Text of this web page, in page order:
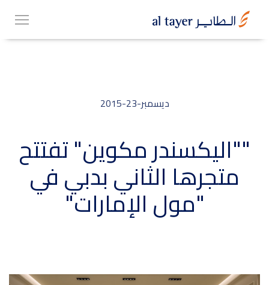
main
EN
عربي
أعمالنا
والأحداث
ديسمبر-23-2015
""اليكسندر مكوين" تفتتح
متجرها الثاني بدبي في
"مول الإمارات"